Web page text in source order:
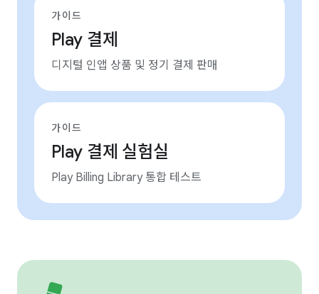
가이드
Play 결제
디지털 인앱 상품 및 정기 결제 판매
가이드
Play 결제 실험실
Play Billing Library 통합 테스트